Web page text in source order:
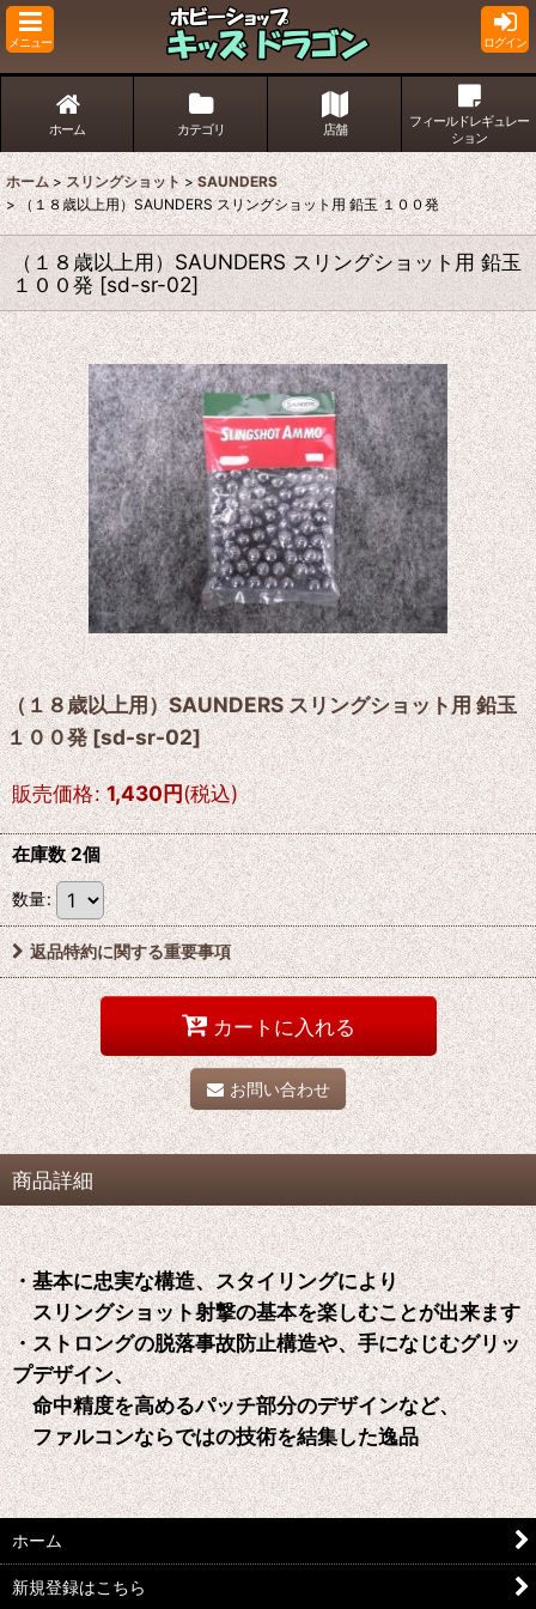
メニュー ログイン
ホーム カテゴリ 店舗
フィールドレギュレー
ション
ホーム > スリングショット > SAUNDERS
> （１８歳以上用）SAUNDERS スリングショット用 鉛玉 １００発
（１８歳以上用）SAUNDERS スリングショット用 鉛玉
１００発 [sd-sr-02]
（１８歳以上用）SAUNDERS スリングショット用 鉛玉
１００発[sd-sr-02]
販売価格: 1,430円(税込)
在庫数 2個
数量:
返品特約に関する重要事項
カートに入れる
お問い合わせ
商品詳細
・基本に忠実な構造、スタイリングにより
スリングショット射撃の基本を楽しむことが出来ます
・ストロングの脱落事故防止構造や、手になじむグリッ
プデザイン、
命中精度を高めるパッチ部分のデザインなど、
ファルコンならではの技術を結集した逸品
ホーム
新規登録はこちら